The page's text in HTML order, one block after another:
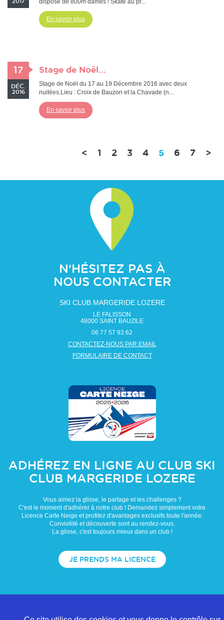
2017
dispose de 800m damés ! Skate au pr...
En savoir plus
17
DÉC.
2016
Stage de Noël...
Stage de Noël du 17 au 19 Décembre 2016 avec deux
nuitées.Lieu : Croix de Bauzon et la Chavade (n...
En savoir plus
< 1 2 3 4 5(current)
6 7 >
N'HÉSITEZ PAS À
NOUS CONTACTER
SKI CLUB MARGERIDE LOZERE
LE FALISSON
48000 SAINT BAUZILE
06 77 57 93 62
CONTACTEZ-NOUS PAR EMAIL
FORMULAIRE DE CONTACT
ADHÉREZ EN LIGNE AU CLUB SKI
CLUB MARGERIDE LOZERE
Vous aimez la glisse, le partage et les challenges ?
C'est le moment d'adhérer à notre club ! Demandez simplement votre
Licence Carte Neige et profitez d'avantages exclusifs toute l'année.
Convivilité et découverte sont au rendez-vous.
La glisse, c'est toujours mieux dans un club !
JE PRENDS MA LICENCE